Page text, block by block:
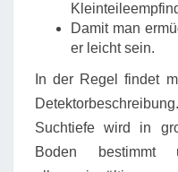
Damit man
er leicht sein.
In der Regel findet
Suchtiefe wird in
Boden